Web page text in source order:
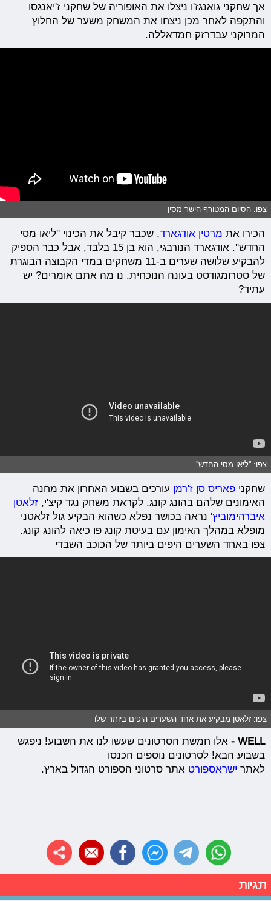
אך שחקני גואנגז'ו ניצלו את האופוריה של שחקני ז'יאנגסו
והתקפה לאחר מכן ניצחו את המשחק משער של החלוץ
המרוקני עבדרזק חמדאללה.
צפו: הסיום המטורף הישר מסין
הכירו את מרטין אודגארד, שכבר קיבל את הכינוי ''ליאו מסי
החדש''. אודגארד הנורבגי, הוא בן 15 בלבד, אבל כבר הספיק
להבקיע שלושה שערים ב-11 משחקים במדי הקבוצה הבוגרת
של סטרומגודסט בעונה הנוכחית. נו מה אתם אומרים? יש
עתיד?
צפו: ''ליאו מסי החדש''
שחקניפאריס סן ז'רמן עורכים בשבוע האחרון את מחנה
האימונים שלהם בהונג קונג. לקראת משחק נגד קיצ'י,זלאטן
איברהימוביץ' נראה בכושר נפלא כשהוא הבקיע גול זלאטני
מופלא במהלך האימון עם בעיטת קונג פו כיאה להונג קונג.
צפו באחד השערים היפים ביותר של הכוכב השבדי
צפו: זלאטן מבקיע את אחד השערים היפים ביותר שלו
WELL -
אלו חמשת הסרטונים שעשו לנו את השבוע! ניפגש
בשבוע הבא! לסרטונים נוספים הכנסו
לאתר ישראספורט אתר סרטוני הספורט הגדול בארץ.
תגיות